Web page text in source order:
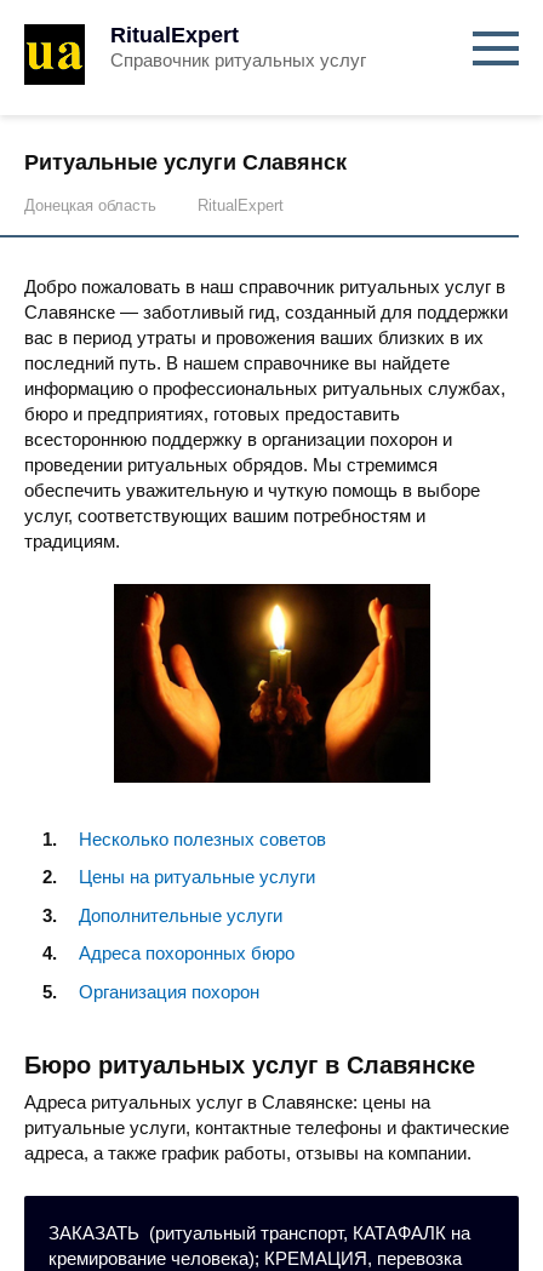
RitualExpert
Справочник ритуальных услуг
Ритуальные услуги Славянск
Донецкая область RitualExpert
Добро пожаловать в наш справочник ритуальных услуг в
Славянске — заботливый гид, созданный для поддержки
вас в период утраты и провожения ваших близких в их
последний путь. В нашем справочнике вы найдете
информацию о профессиональных ритуальных службах,
бюро и предприятиях, готовых предоставить
всестороннюю поддержку в организации похорон и
проведении ритуальных обрядов. Мы стремимся
обеспечить уважительную и чуткую помощь в выборе
услуг, соответствующих вашим потребностям и
традициям.
Несколько полезных советов
Цены на ритуальные услуги
Дополнительные услуги
Адреса похоронных бюро
Организация похорон
Бюро ритуальных услуг в Славянске
Адреса ритуальных услуг в Славянске: цены на
ритуальные услуги, контактные телефоны и фактические
адреса, а также график работы, отзывы на компании.
ЗАКАЗАТЬ (ритуальный транспорт, КАТАФАЛК на
кремирование человека); КРЕМАЦИЯ, перевозка